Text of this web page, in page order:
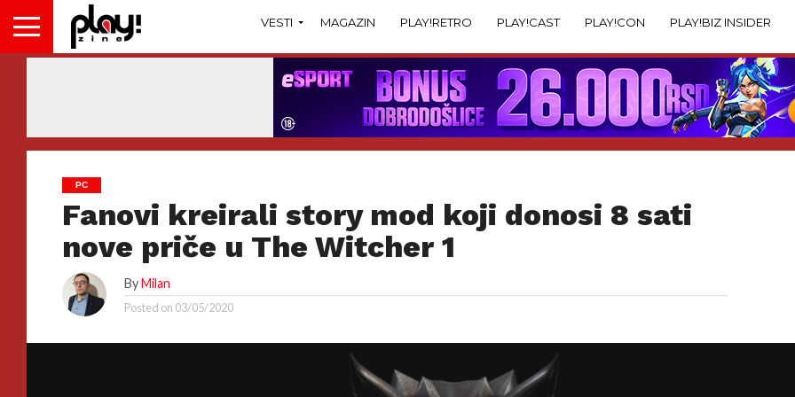
VESTI MAGAZIN PLAY!RETRO PLAY!CAST PLAY!CON PLAY!BIZ INSIDER
PC
Fanovi kreirali story mod koji donosi 8 sati
nove priče u The Witcher 1
By Milan
Posted on 03/05/2020